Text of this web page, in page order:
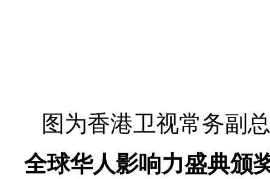
图为香港卫视常务副
全球华人影响力盛典颁